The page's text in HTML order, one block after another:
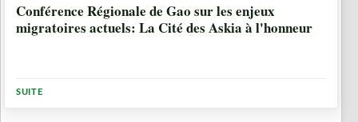
Conférence Régionale de Gao sur les enjeux
migratoires actuels: La Cité des Askia à l'honneur
SUITE